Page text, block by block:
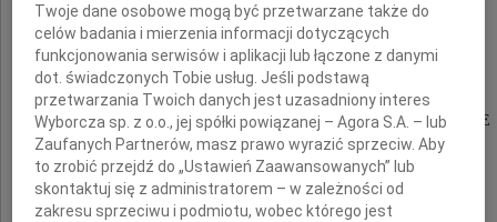
Andrzeja Biesiady
zasłużonego dla branży meblarskiej
wieloletniego Przyjaciela firmy DEK MEBLE
Rodzinie i Bliskim
Twoje dane osobowe mogą być przetwarzane także do
celów badania i mierzenia informacji dotyczących
funkcjonowania serwisów i aplikacji lub łączone z danymi
dot. świadczonych Tobie usług. Jeśli podstawą
przetwarzania Twoich danych jest uzasadniony interes
Wyborcza sp. z o.o., jej spółki powiązanej – Agora S.A. – lub
Zaufanych Partnerów, masz prawo wyrazić sprzeciw. Aby
to zrobić przejdź do „Ustawień Zaawansowanych” lub
skontaktuj się z administratorem – w zależności od
zakresu sprzeciwu i podmiotu, wobec którego jest